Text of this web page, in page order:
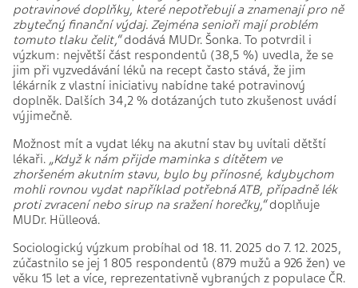
potravinové doplňky, které nepotřebují a znamenají pro ně
zbytečný finanční výdaj. Zejména senioři mají problém
tomuto tlaku čelit,“dodává MUDr. Šonka. To potvrdil i
výzkum: největší část respondentů (38,5 %) uvedla, že se
jim při vyzvedávání léků na recept často stává, že jim
lékárník z vlastní iniciativy nabídne také potravinový
doplněk. Dalších 34,2 % dotázaných tuto zkušenost uvádí
výjimečně.
Možnost mít a vydat léky na akutní stav by uvítali dětští
lékaři. „Když k nám přijde maminka s dítětem ve
zhoršeném akutním stavu, bylo by přínosné, kdybychom
mohli rovnou vydat například potřebná ATB, případně lék
proti zvracení nebo sirup na sražení horečky,“doplňuje
MUDr. Hülleová.
Sociologický výzkum probíhal od 18. 11. 2025 do 7. 12. 2025,
zúčastnilo se jej 1 805 respondentů (879 mužů a 926 žen) ve
věku 15 let a více, reprezentativně vybraných z populace ČR.